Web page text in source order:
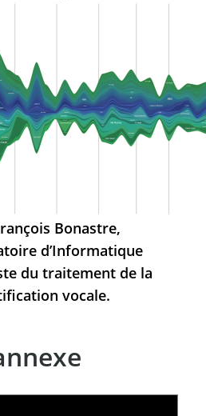
Bonastre,
d’Informatique
du traitement de la
vocale.